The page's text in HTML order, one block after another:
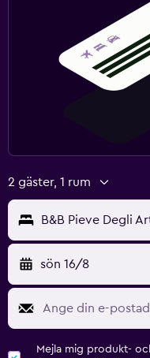
2 gäster, 1 rum
B&B Pieve Degli
sön 16/8
Mejla mig produkt-